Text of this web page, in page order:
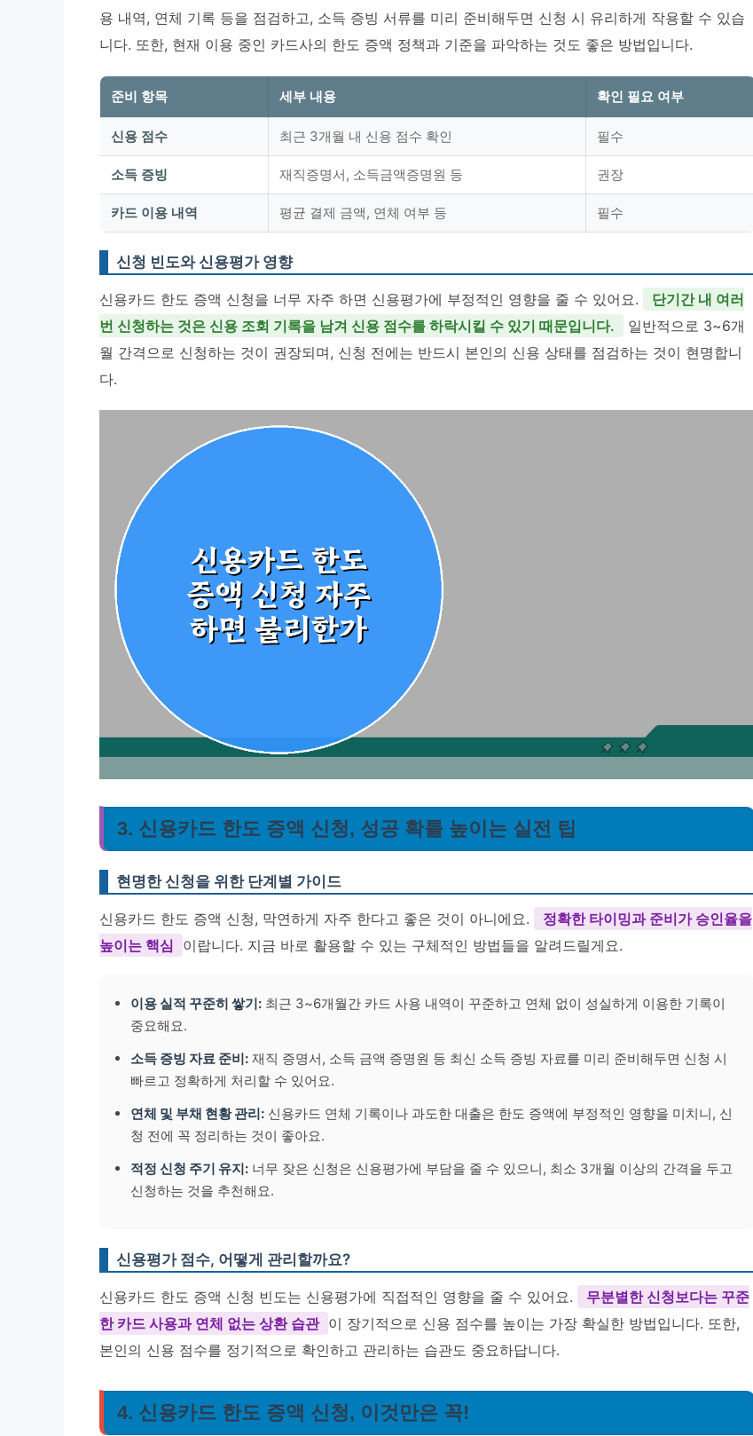
용 내역, 연체 기록 등을 점검하고, 소득 증빙 서류를 미리 준비해두면 신청 시 유리하게 작용할 수 있습
니다. 또한, 현재 이용 중인 카드사의 한도 증액 정책과 기준을 파악하는 것도 좋은 방법입니다.
준비 항목 세부 내용 확인 필요 여부
신용 점수 최근 3개월 내 신용 점수 확인 필수
소득 증빙 재직증명서, 소득금액증명원 등 권장
카드 이용 내역 평균 결제 금액, 연체 여부 등 필수
신청 빈도와 신용평가 영향
신용카드 한도 증액 신청을 너무 자주 하면 신용평가에 부정적인 영향을 줄 수 있어요.
단기간 내 여러
번 신청하는 것은 신용 조회 기록을 남겨 신용 점수를 하락시킬 수 있기 때문입니다.
일반적으로 3~6개
월 간격으로 신청하는 것이 권장되며, 신청 전에는 반드시 본인의 신용 상태를 점검하는 것이 현명합니
다.
3. 신용카드 한도 증액 신청, 성공 확률 높이는 실전 팁
현명한 신청을 위한 단계별 가이드
신용카드 한도 증액 신청, 막연하게 자주 한다고 좋은 것이 아니에요.
정확한 타이밍과 준비가 승인율을
높이는 핵심
이랍니다. 지금 바로 활용할 수 있는 구체적인 방법들을 알려드릴게요.
이용 실적 꾸준히 쌓기: 최근 3~6개월간 카드 사용 내역이 꾸준하고 연체 없이 성실하게 이용한 기록이
중요해요.
소득 증빙 자료 준비: 재직 증명서, 소득 금액 증명원 등 최신 소득 증빙 자료를 미리 준비해두면 신청 시
빠르고 정확하게 처리할 수 있어요.
연체 및 부채 현황 관리: 신용카드 연체 기록이나 과도한 대출은 한도 증액에 부정적인 영향을 미치니, 신
청 전에 꼭 정리하는 것이 좋아요.
적정 신청 주기 유지: 너무 잦은 신청은 신용평가에 부담을 줄 수 있으니, 최소 3개월 이상의 간격을 두고
신청하는 것을 추천해요.
신용평가 점수, 어떻게 관리할까요?
신용카드 한도 증액 신청 빈도는 신용평가에 직접적인 영향을 줄 수 있어요.
무분별한 신청보다는 꾸준
한 카드 사용과 연체 없는 상환 습관 이 장기적으로 신용 점수를 높이는 가장 확실한 방법입니다. 또한,
본인의 신용 점수를 정기적으로 확인하고 관리하는 습관도 중요하답니다.
4. 신용카드 한도 증액 신청, 이것만은 꼭!